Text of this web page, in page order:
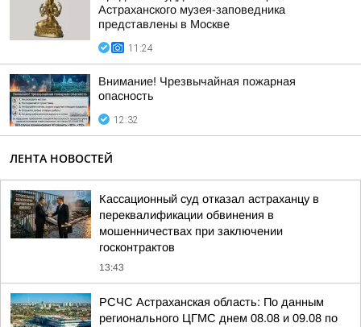
Астраханского музея-заповедника
представлены в Москве
11:24
Внимание! Чрезвычайная пожарная
опасность
12:32
ЛЕНТА НОВОСТЕЙ
Кассационный суд отказал астраханцу в
переквалификации обвинения в
мошенничествах при заключении
госконтрактов
13:43
РСЧС Астраханская область: По данным
регионального ЦГМС днем 08.08 и 09.08 по